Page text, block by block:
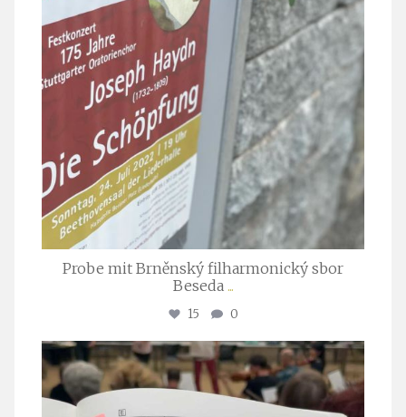
Probe mit Brněnský filharmonický sbor
Beseda ...
15 0
stuttgarter_oratorienchor
Juli 23